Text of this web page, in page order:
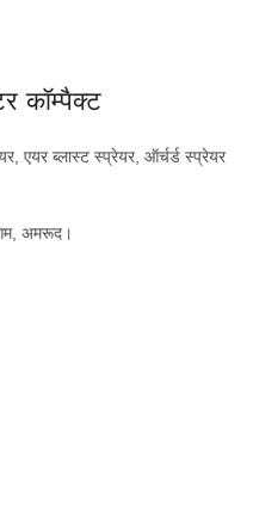
कॉम्पैक्ट
एयर ब्लास्ट स्प्रेयर, ऑर्चर्ड स्प्रेयर
अमरूद।